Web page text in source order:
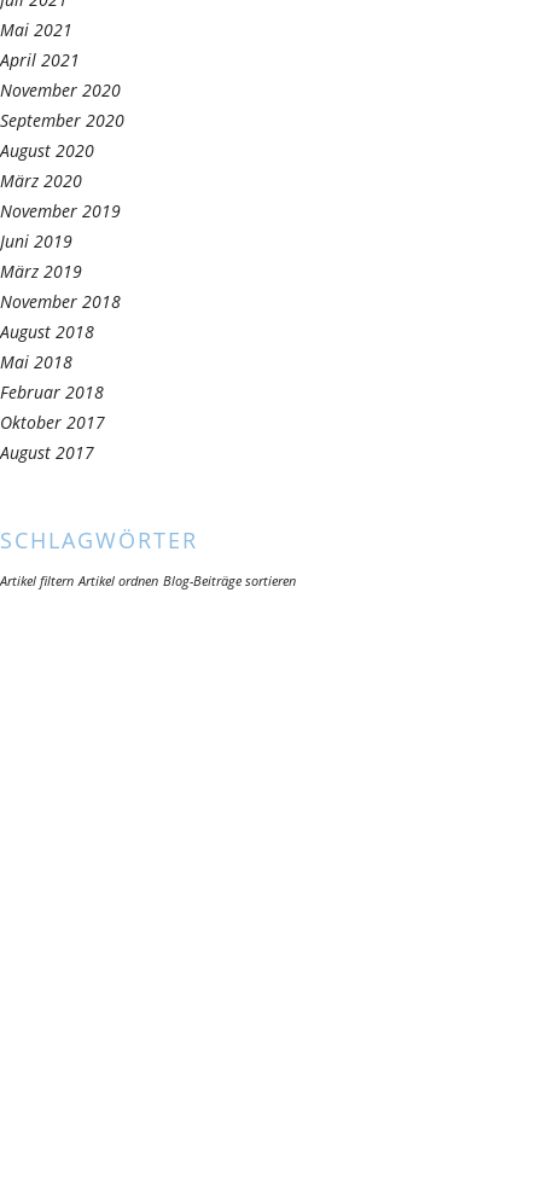
Mai 2021
April 2021
November 2020
September 2020
August 2020
März 2020
November 2019
Juni 2019
März 2019
November 2018
August 2018
Mai 2018
Februar 2018
Oktober 2017
August 2017
SCHLAGWÖRTER
Artikel filtern Artikel ordnen Blog-Beiträge sortieren